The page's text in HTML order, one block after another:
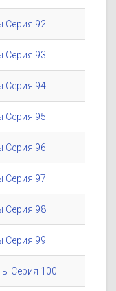
Серия 92
Серия 93
Серия 94
Серия 95
Серия 96
Серия 97
Серия 98
Серия 99
Серия 100